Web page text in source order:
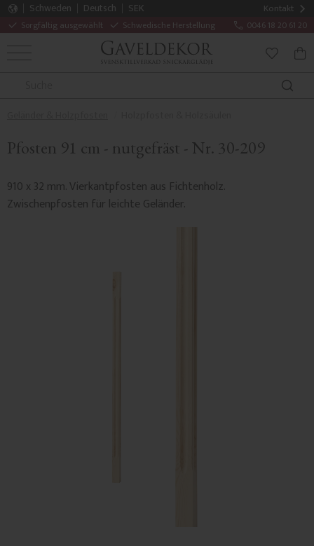
Kontakt
Sorgfältig ausgewählt Schwedische Herstellung 0046 18 20 61 20
Schweden Deutsch
SEK
MENÜ
Pfosten 91 cm - nutgefräst - Nr. 30-209
910 x 32 mm. Vierkantpfosten aus Fichtenholz.
Zwischenpfosten für leichte Geländer.